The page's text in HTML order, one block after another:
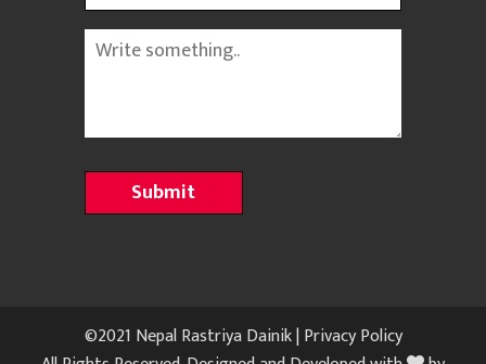
Message
©2021 Nepal Rastriya Dainik |Privacy Policy